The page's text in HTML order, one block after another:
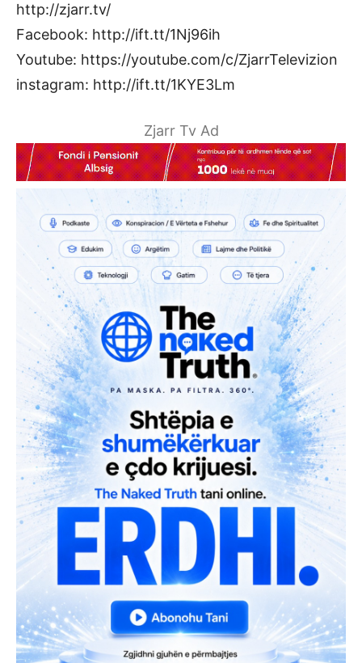
http://zjarr.tv/
Facebook: http://ift.tt/1Nj96ih
Youtube: https://youtube.com/c/ZjarrTelevizion
instagram: http://ift.tt/1KYE3Lm
Zjarr Tv Ad